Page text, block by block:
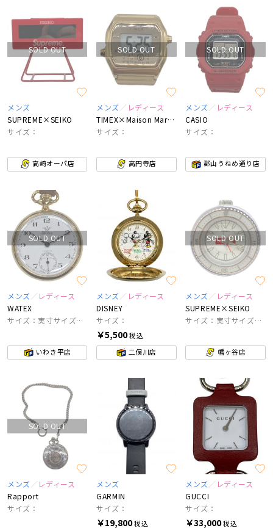
SOLD OUT
メンズ
SUPREME×SEIKO
サイズ：
高崎オーパ店
SOLD OUT
メンズ
レディース
TIMEX×Maison Margiela
サイズ：
高円寺店
SOLD OUT
メンズ
レディース
CASIO
サイズ：
郡山うねめ通り店
SOLD OUT
メンズ
レディース
WATEX
サイズ：実寸サイズにてご確認ください。
いわき平店
メンズ
レディース
DISNEY
サイズ：
￥5,500税込
二俣川店
SOLD OUT
メンズ
レディース
SUPREME×SEIKO
サイズ：実寸サイズをご参照下さい。
幡ヶ谷店
SOLD OUT
メンズ
レディース
Rapport
サイズ：
メンズ
GARMIN
サイズ：
￥19,800税込
メンズ
レディース
GUCCI
サイズ：
￥33,000税込